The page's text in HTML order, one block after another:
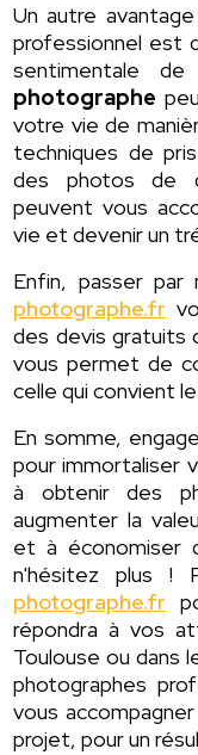
Un autre
professionnel est
sentimentale
photographe
votre vie de
techniques de
des photos de
peuvent vous
vie et devenir un
Enfin, passer
photographe.fr
des devis gratuits
vous permet de
celle qui convient
En somme,
pour immortaliser
à obtenir des
augmenter la
et à économiser
n'hésitez plus !
photographe.fr
répondra à vos
Toulouse ou dans
photographes
vous
projet, pour un